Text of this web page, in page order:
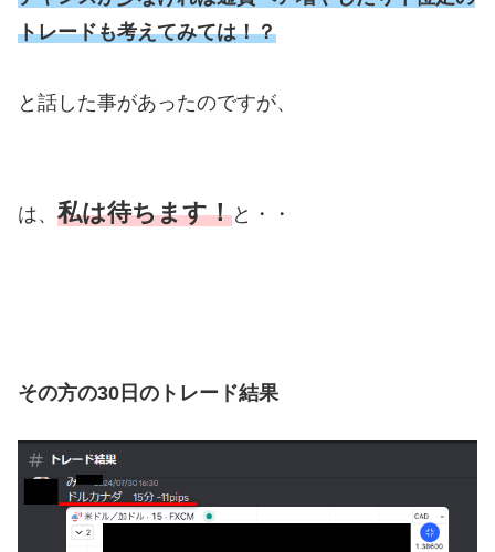
トレードも考えてみては！？
と話した事があったのですが、
は、 私は待ちます！と・・
その方の30日のトレード結果